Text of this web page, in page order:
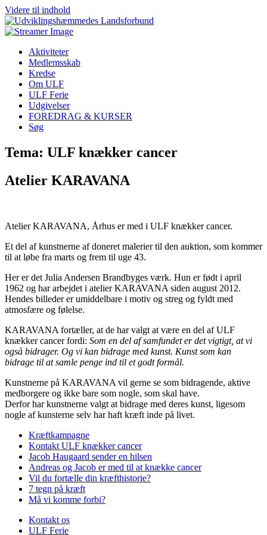
Videre til indhold
Aktiviteter
Medlemsskab
Kredse
Om ULF
ULF Ferie
Udgivelser
FOREDRAG & KURSER
Søg
Tema: ULF knækker cancer
Atelier KARAVANA
Atelier KARAVANA, Århus er med i ULF knækker cancer.
Et del af kunstnerne af doneret malerier til den auktion, som kommer
til at løbe fra marts og frem til uge 43.
Her er det Julia Andersen Brandbyges værk. Hun er født i april
1962 og har arbejdet i atelier KARAVANA siden august 2012.
Hendes billeder er umiddelbare i motiv og streg og fyldt med
atmosfære og følelse.
KARAVANA fortæller, at de har valgt at være en del af ULF
knækker cancer fordi: Som en del af samfundet er det vigtigt, at vi
også bidrager. Og vi kan bidrage med kunst. Kunst som kan
bidrage til at samle penge ind til et godt formål.
Kunstnerne på KARAVANA vil gerne se som bidragende, aktive
medborgere og ikke bare som nogle, som skal have.
Derfor har kunstnerne valgt at bidrage med deres kunst, ligesom
nogle af kunsterne selv har haft kræft inde på livet.
Kræftkampagne
Kontakt ULF knækker cancer
Jacob Haugaard sender en hilsen
Andreas og Jacob er med til at knække cancer
Vil du fortælle din kræfthistorie?
7 tegn på kræft
Må vi komme forbi?
Kontakt os
ULF Ferie